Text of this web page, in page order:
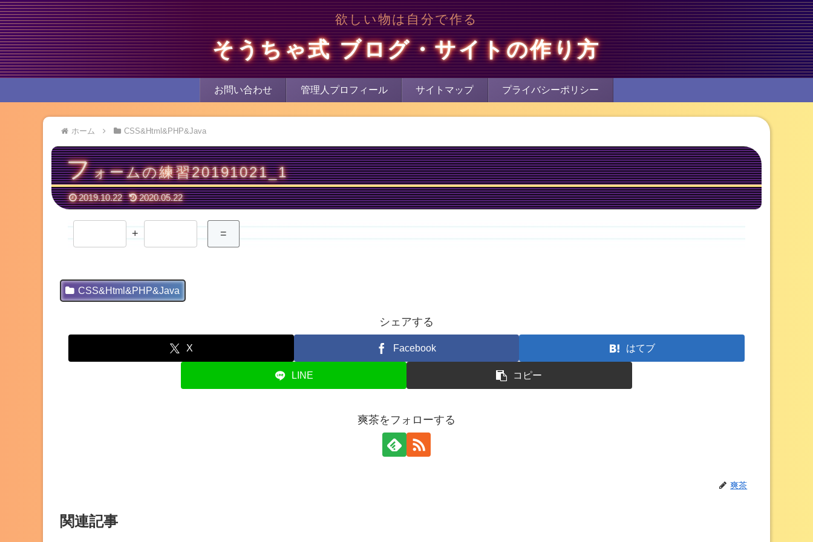
欲しい物は自分で作る
そうちゃ式 ブログ・サイトの作り方
お問い合わせ 管理人プロフィール サイトマップ プライバシーポリシー
ホーム CSS&Html&PHP&Java
フォームの練習20191021_1
2019.10.22 2020.05.22
+
CSS&Html&PHP&Java
シェアする
X Facebook はてブ
LINE コピー
爽茶をフォローする
爽茶
関連記事